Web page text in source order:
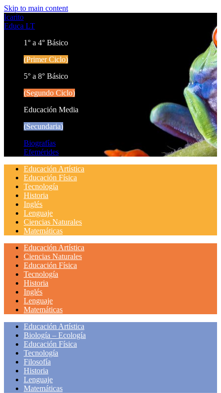
Skip to main content
Icarito
Educa LT
1° a 4° Básico
(Primer Ciclo)
5° a 8° Básico
(Segundo Ciclo)
Educación Media
(Secundaria)
Biografías
Efemérides
Educación Artística
Educación Física
Tecnología
Historia
Inglés
Lenguaje
Ciencias Naturales
Matemáticas
Educación Artística
Ciencias Naturales
Educación Física
Tecnología
Historia
Inglés
Lenguaje
Matemáticas
Educación Artística
Biología – Ecología
Educación Física
Tecnología
Filosofía
Historia
Lenguaje
Matemáticas